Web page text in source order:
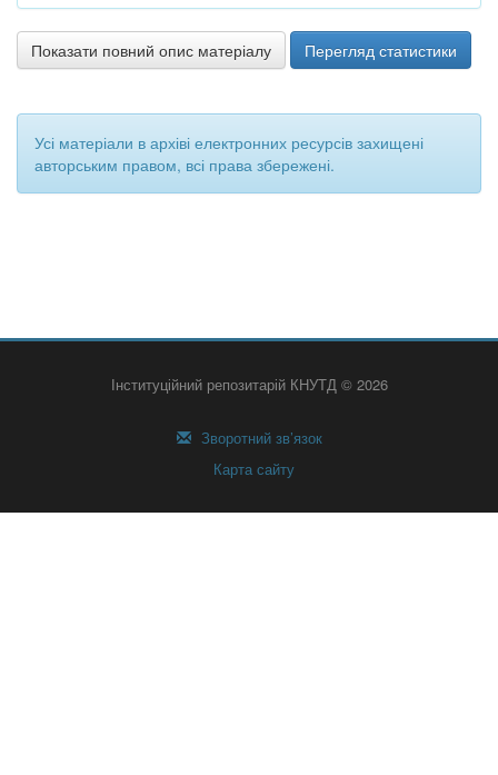
Показати повний опис матеріалу Перегляд статистики
Усі матеріали в архіві електронних ресурсів захищені
авторським правом, всі права збережені.
Інституційний репозитарій КНУТД © 2026
Зворотний зв’язок
Карта сайту